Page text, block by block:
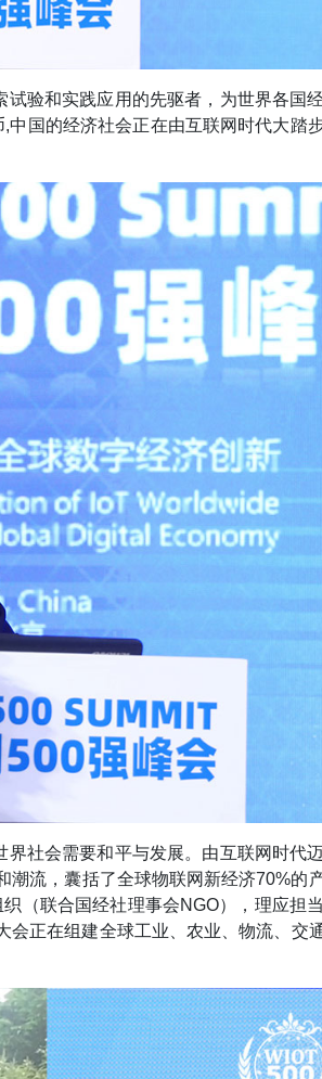
验和实践应用的先驱者，为世界各国
国的经济社会正在由互联网时代大踏
社会需要和平与发展。由互联网时代
流，囊括了全球物联网新经济70%的
（联合国经社理事会NGO），理应担
正在组建全球工业、农业、物流、交